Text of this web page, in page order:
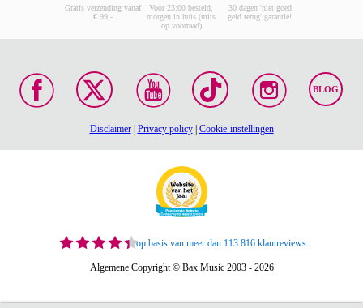
Gratis verzending vanaf
€ 99,-
Voor 23:00 besteld,
morgen in huis (mits
op voorraad)
30 dagen 'niet goed
geld terug' garantie!
BLOG
Disclaimer| Privacy policy| Cookie-instellingen
op basis van meer dan 113.816 klantreviews
Algemene Copyright © Bax Music 2003 - 2026